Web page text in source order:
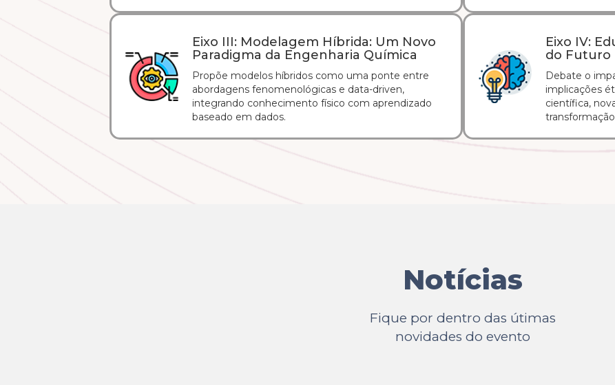
Eixo III: Modelagem Híbrida: Um Novo
Paradigma da Engenharia Química
Propõe modelos híbridos como uma ponte entre
abordagens fenomenológicas e data-driven,
integrando conhecimento físico com aprendizado
baseado em dados.
Eixo IV:
do Futuro
Debate o
implicações
científica,
Notícias
Fique por dentro das útimas
novidades do evento